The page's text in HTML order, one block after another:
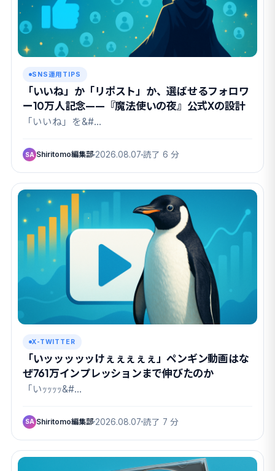
SNS運用TIPS
「いいね」か「リポスト」か、選ばせるフォロワ
ー10万人記念——『魔法使いの夜』公式Xの設計
「いいね」を&#…
SA Shiritomo編集部 2026.08.07 読了 6 分
X-TWITTER
「いッッッッッけぇぇぇぇぇ」ペンギン動画はな
ぜ761万インプレッションまで伸びたのか
「いｯｯｯｯ&#…
SA Shiritomo編集部 2026.08.07 読了 7 分